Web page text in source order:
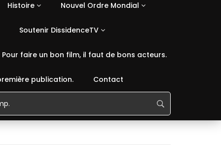
Histoire Nouvel Ordre Mondial
Soutenir DissidenceTV
Pour faire un bon film, il faut de bons acteurs.
publication. Contact